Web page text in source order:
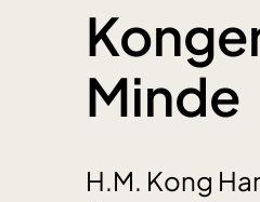
Minde
H.M. Kong